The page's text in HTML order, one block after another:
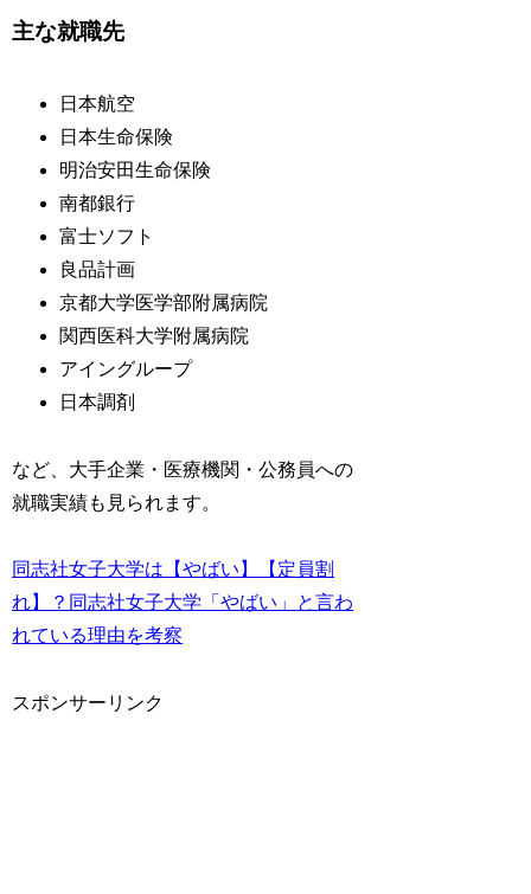
主な就職先
日本航空
日本生命保険
明治安田生命保険
南都銀行
富士ソフト
良品計画
京都大学医学部附属病院
関西医科大学附属病院
アイングループ
日本調剤
など、大手企業・医療機関・公務員への
就職実績も見られます。
同志社女子大学は【やばい】【定員割
れ】？同志社女子大学「やばい」と言わ
れている理由を考察
スポンサーリンク